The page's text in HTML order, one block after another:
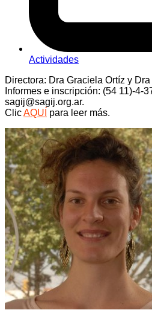
Actividades
Directora: Dra Graciela Ortíz y
Informes e inscripción: (54 11)-4-
sagij@sagij.org.ar.
ClicAQUÍ para leer más.